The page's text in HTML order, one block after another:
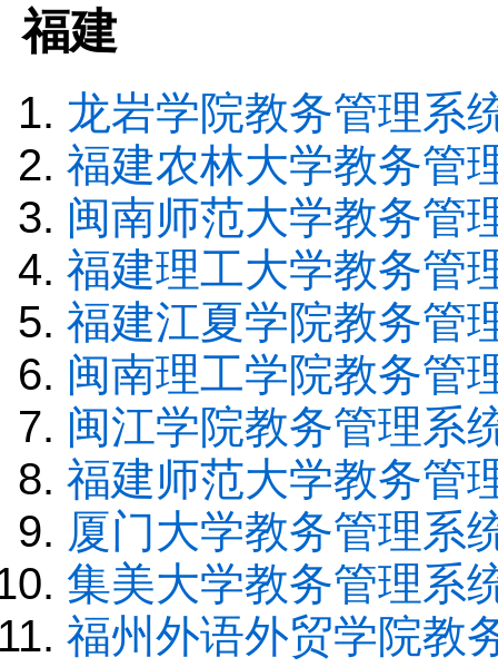
福建
龙岩学院教务管理系
福建农林大学教务管
闽南师范大学教务管
福建理工大学教务管
福建江夏学院教务管
闽南理工学院教务管
闽江学院教务管理系
福建师范大学教务管
厦门大学教务管理系
集美大学教务管理系
福州外语外贸学院教